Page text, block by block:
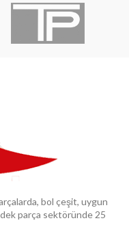
bol çeşit, uygun
parça sektöründe 25